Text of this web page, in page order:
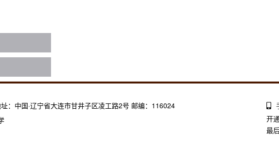
：中国·辽宁省大连市甘井子区凌工路2号 邮编：116024
开
最